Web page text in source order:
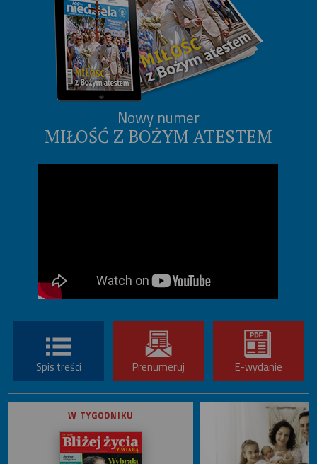
Nowy numer
MIŁOŚĆ Z BOŻYM ATESTEM
Spis treści Prenumeruj E-wydanie
W TYGODNIKU